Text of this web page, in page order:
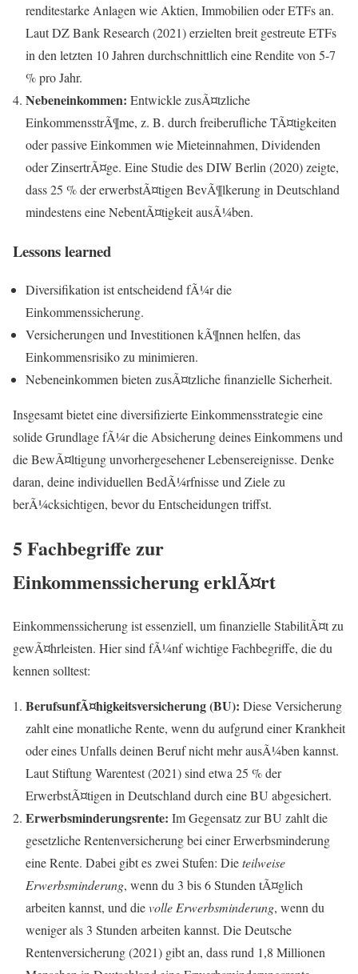
renditestarke Anlagen wie Aktien, Immobilien oder ETFs an.
Laut DZ Bank Research (2021) erzielten breit gestreute ETFs
in den letzten 10 Jahren durchschnittlich eine Rendite von 5-7
% pro Jahr.
Nebeneinkommen: Entwickle zusÃ¤tzliche
EinkommensstrÃ¶me, z. B. durch freiberufliche TÃ¤tigkeiten
oder passive Einkommen wie Mieteinnahmen, Dividenden
oder ZinsertrÃ¤ge. Eine Studie des DIW Berlin (2020) zeigte,
dass 25 % der erwerbstÃ¤tigen BevÃ¶lkerung in Deutschland
mindestens eine NebentÃ¤tigkeit ausÃ¼ben.
Lessons learned
Diversifikation ist entscheidend fÃ¼r die
Einkommenssicherung.
Versicherungen und Investitionen kÃ¶nnen helfen, das
Einkommensrisiko zu minimieren.
Nebeneinkommen bieten zusÃ¤tzliche finanzielle Sicherheit.
Insgesamt bietet eine diversifizierte Einkommensstrategie eine
solide Grundlage fÃ¼r die Absicherung deines Einkommens und
die BewÃ¤ltigung unvorhergesehener Lebensereignisse. Denke
daran, deine individuellen BedÃ¼rfnisse und Ziele zu
berÃ¼cksichtigen, bevor du Entscheidungen triffst.
5 Fachbegriffe zur
Einkommenssicherung erklÃ¤rt
Einkommenssicherung ist essenziell, um finanzielle StabilitÃ¤t zu
gewÃ¤hrleisten. Hier sind fÃ¼nf wichtige Fachbegriffe, die du
kennen solltest:
BerufsunfÃ¤higkeitsversicherung (BU): Diese Versicherung
zahlt eine monatliche Rente, wenn du aufgrund einer Krankheit
oder eines Unfalls deinen Beruf nicht mehr ausÃ¼ben kannst.
Laut Stiftung Warentest (2021) sind etwa 25 % der
ErwerbstÃ¤tigen in Deutschland durch eine BU abgesichert.
Erwerbsminderungsrente: Im Gegensatz zur BU zahlt die
gesetzliche Rentenversicherung bei einer Erwerbsminderung
eine Rente. Dabei gibt es zwei Stufen: Dieteilweise
Erwerbsminderung, wenn du 3 bis 6 Stunden tÃ¤glich
arbeiten kannst, und dievolle Erwerbsminderung, wenn du
weniger als 3 Stunden arbeiten kannst. Die Deutsche
Rentenversicherung (2021) gibt an, dass rund 1,8 Millionen